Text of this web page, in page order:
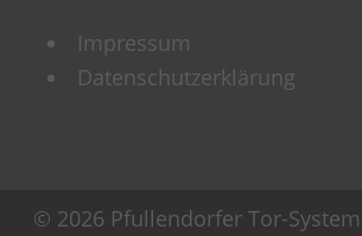
Impressum
Datenschutzerklärung
© 2026 Pfullendorfer Tor-